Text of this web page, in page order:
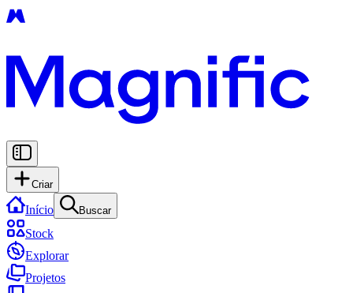
Criar
Início Buscar
Stock
Explorar
Projetos